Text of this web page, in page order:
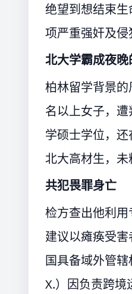
绝望到想结束
项严重强奸及侵
北大学霸成夜晚
柏林留学背景
名以上女子，
学硕士学位，
北大高材生，未
共犯畏罪身亡
检方查出他利
建议以瘫痪受
国具备域外管
X.）因负责跨境